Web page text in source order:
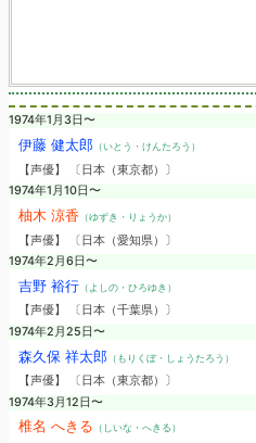
1974年1月3日〜
伊藤 健太郎（いとう・けんたろう）
【声優】 〔日本（東京都）〕
1974年1月10日〜
柚木 涼香 （ゆずき・りょうか）
【声優】 〔日本（愛知県）〕
1974年2月6日〜
吉野 裕行（よしの・ひろゆき）
【声優】 〔日本（千葉県）〕
1974年2月25日〜
森久保 祥太郎（もりくぼ・しょうたろう）
【声優】 〔日本（東京都）〕
1974年3月12日〜
椎名 へきる （しいな・へきる）